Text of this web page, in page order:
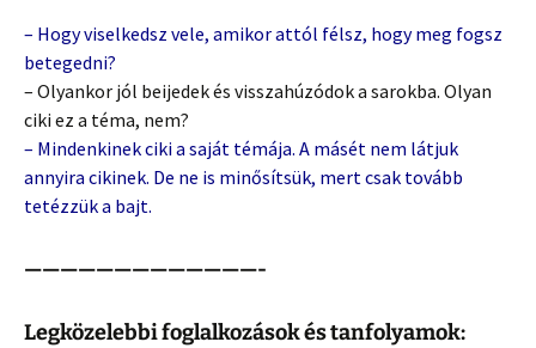
– Hogy viselkedsz vele, amikor attól félsz, hogy meg fogsz
betegedni?
– Olyankor jól beijedek és visszahúzódok a sarokba. Olyan
ciki ez a téma, nem?
– Mindenkinek ciki a saját témája. A másét nem látjuk
annyira cikinek. De ne is minősítsük, mert csak tovább
tetézzük a bajt.
—————————————-
Legközelebbi foglalkozások és tanfolyamok: